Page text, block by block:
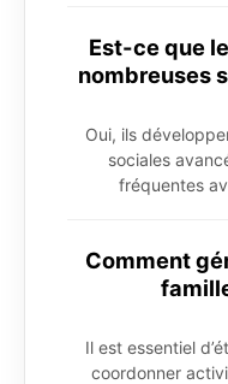
Est-ce que
nombreuses
Oui, ils
sociales
fréquentes
Comment
Il est essentiel
coordonner